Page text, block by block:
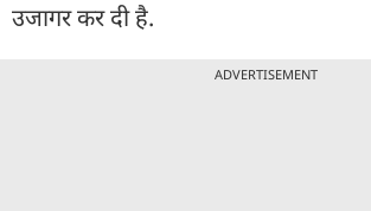
उजागर कर दी है.
ADVERTISEMENT